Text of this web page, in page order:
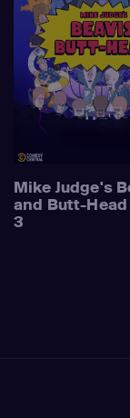
Mike Judge's
and Butt-Head
3